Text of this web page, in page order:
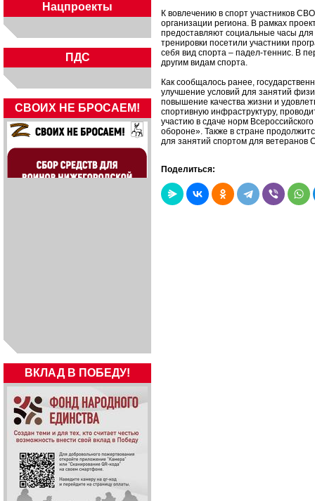
Нацпроекты
ПДС
СВОИХ НЕ БРОСАЕМ!
ВКЛАД В ПОБЕДУ!
К вовлечению в спорт участников
организации региона. В рамках
предоставляют социальные часы
тренировки посетили участники
себя вид спорта – падел-теннис. В
другим видам спорта.
Как сообщалось ранее,
улучшение условий для занятий
повышение качества жизни и
спортивную инфраструктуру,
участию в сдаче норм
обороне». Также в стране
для занятий спортом для ветеранов
Поделиться: